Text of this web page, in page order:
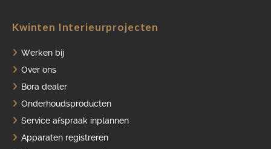
Kwinten Interieurprojecten
Werken bij
Over ons
Bora dealer
Onderhoudsproducten
Service afspraak inplannen
Apparaten registreren
PORTFOLIO
ONDERHOUDSPRODUCTEN
SERVICE AFSPRAAK INPLANNEN